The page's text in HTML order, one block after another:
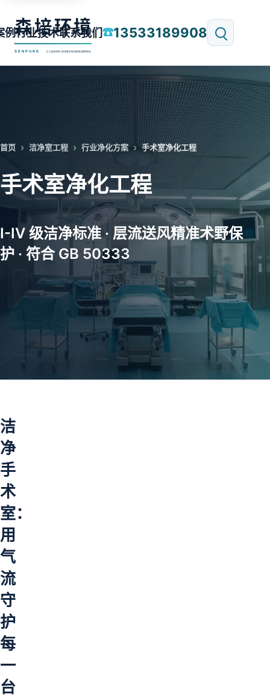
例行业技术联系我们☎13533189908
首页 洁净室工程 行业净化方案 手术室净化工程
手术室净化工程
I-IV 级洁净标准 · 层流送风精准术野保
护 · 符合 GB 50333
洁
净
手
术
室：
用
气
流
守
护
每
一
台